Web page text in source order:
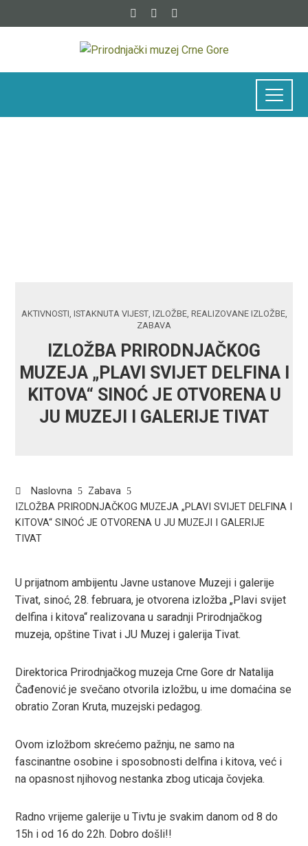
AKTIVNOSTI, ISTAKNUTA VIJEST, IZLOŽBE, REALIZOVANE IZLOŽBE,
ZABAVA
IZLOŽBA PRIRODNJAČKOG
MUZEJA „PLAVI SVIJET DELFINA I
KITOVA“ SINOĆ JE OTVORENA U
JU MUZEJI I GALERIJE TIVAT
Naslovna
Zabava
IZLOŽBA PRIRODNJAČKOG MUZEJA „PLAVI SVIJET DELFINA I
KITOVA“ SINOĆ JE OTVORENA U JU MUZEJI I GALERIJE
TIVAT
U prijatnom ambijentu Javne ustanove Muzeji i galerije
Tivat, sinoć, 28. februara, je otvorena izložba „Plavi svijet
delfina i kitova“ realizovana u saradnji Prirodnjačkog
muzeja, opštine Tivat i JU Muzej i galerija Tivat.
Direktorica Prirodnjačkog muzeja Crne Gore dr Natalija
Čađenović je svečano otvorila izložbu, u ime domaćina se
obratio Zoran Kruta, muzejski pedagog.
Ovom izložbom skrećemo pažnju, ne samo na
fascinantne osobine i sposobnosti delfina i kitova, već i
na opasnost njihovog nestanka zbog uticaja čovjeka.
Radno vrijeme galerije u Tivtu je svakim danom od 8 do
15h i od 16 do 22h. Dobro došli!!